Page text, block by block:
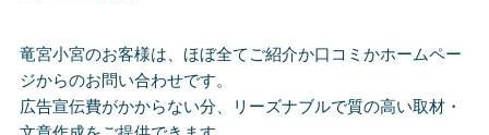
竜宮小宮のお客様は、ほぼ全てご紹介か口コミかホームペー
ジからのお問い合わせです。
広告宣伝費がかからない分、リーズナブルで質の高い取材・